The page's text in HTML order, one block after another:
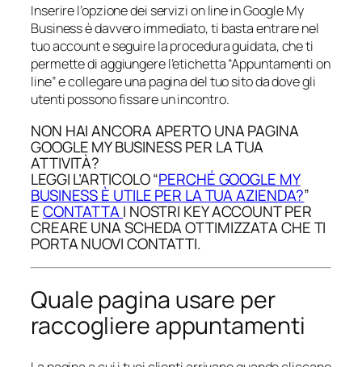
Inserire l’opzione dei servizi on line in Google My
Business è davvero immediato, ti basta entrare nel
tuo account e seguire la procedura guidata, che ti
permette di aggiungere l’etichetta “Appuntamenti on
line” e collegare una pagina del tuo sito da dove gli
utenti possono fissare un incontro.
NON HAI ANCORA APERTO UNA PAGINA
GOOGLE MY BUSINESS PER LA TUA
ATTIVITÀ?
LEGGI L’ARTICOLO “PERCHÉ GOOGLE MY
BUSINESS È UTILE PER LA TUA AZIENDA?”
ECONTATTAI NOSTRI KEY ACCOUNT PER
CREARE UNA SCHEDA OTTIMIZZATA CHE TI
PORTA NUOVI CONTATTI.
Quale pagina usare per
raccogliere appuntamenti